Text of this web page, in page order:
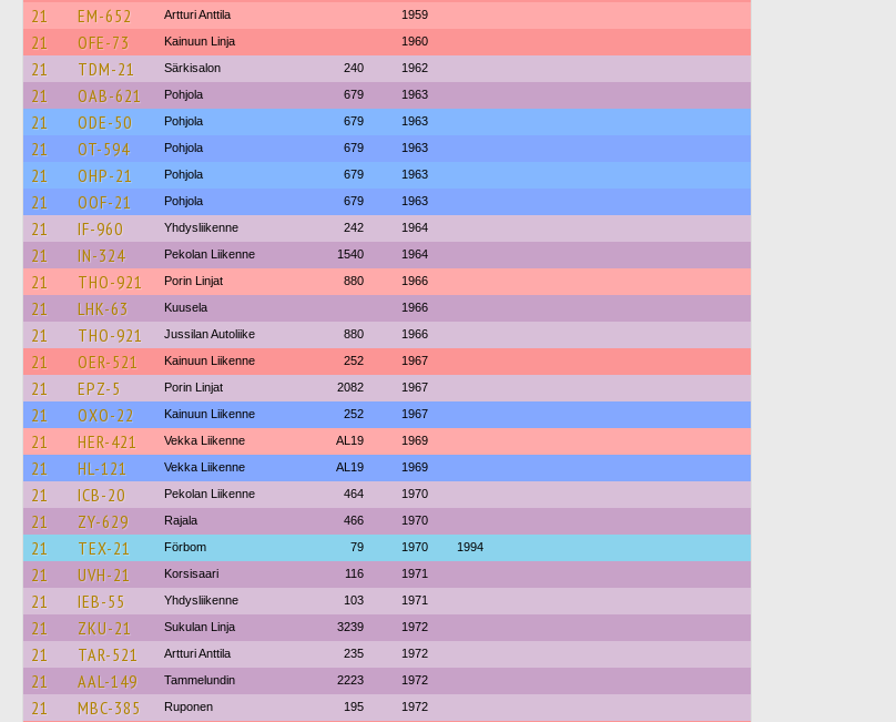
21 EM-652 Artturi Anttila 1959
21 OFE-73 Kainuun Linja 1960
21 TDM-21 Särkisalon 240 1962
21 OAB-621 Pohjola 679 1963
21 ODE-50 Pohjola 679 1963
21 OT-594 Pohjola 679 1963
21 OHP-21 Pohjola 679 1963
21 OOF-21 Pohjola 679 1963
21 IF-960 Yhdysliikenne 242 1964
21 IN-324 Pekolan Liikenne 1540 1964
21 THO-921 Porin Linjat 880 1966
21 LHK-63 Kuusela 1966
21 THO-921 Jussilan Autoliike 880 1966
21 OER-521 Kainuun Liikenne 252 1967
21 EPZ-5 Porin Linjat 2082 1967
21 OXO-22 Kainuun Liikenne 252 1967
21 HER-421 Vekka Liikenne AL19 1969
21 HL-121 Vekka Liikenne AL19 1969
21 ICB-20 Pekolan Liikenne 464 1970
21 ZY-629 Rajala 466 1970
21 TEX-21 Förbom 79 1970 1994
21 UVH-21 Korsisaari 116 1971
21 IEB-55 Yhdysliikenne 103 1971
21 ZKU-21 Sukulan Linja 3239 1972
21 TAR-521 Artturi Anttila 235 1972
21 AAL-149 Tammelundin 2223 1972
21 MBC-385 Ruponen 195 1972